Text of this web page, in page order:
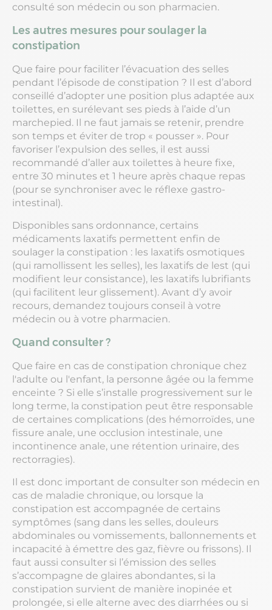
consulté son médecin ou son pharmacien.
Les autres mesures pour soulager la
constipation
Que faire pour faciliter l’évacuation des selles
pendant l’épisode de constipation ? Il est d’abord
conseillé d’adopter une position plus adaptée aux
toilettes, en surélevant ses pieds à l’aide d’un
marchepied. Il ne faut jamais se retenir, prendre
son temps et éviter de trop « pousser ». Pour
favoriser l’expulsion des selles, il est aussi
recommandé d’aller aux toilettes à heure fixe,
entre 30 minutes et 1 heure après chaque repas
(pour se synchroniser avec le réflexe gastro-
intestinal).
Disponibles sans ordonnance, certains
médicaments laxatifs permettent enfin de
soulager la constipation : les laxatifs osmotiques
(qui ramollissent les selles), les laxatifs de lest (qui
modifient leur consistance), les laxatifs lubrifiants
(qui facilitent leur glissement). Avant d’y avoir
recours, demandez toujours conseil à votre
médecin ou à votre pharmacien.
Quand consulter ?
Que faire en cas de constipation chronique chez
l'adulte ou l'enfant, la personne âgée ou la femme
enceinte ? Si elle s’installe progressivement sur le
long terme, la constipation peut être responsable
de certaines complications (des hémorroïdes, une
fissure anale, une occlusion intestinale, une
incontinence anale, une rétention urinaire, des
rectorragies).
Il est donc important de consulter son médecin en
cas de maladie chronique, ou lorsque la
constipation est accompagnée de certains
symptômes (sang dans les selles, douleurs
abdominales ou vomissements, ballonnements et
incapacité à émettre des gaz, fièvre ou frissons). Il
faut aussi consulter si l’émission des selles
s’accompagne de glaires abondantes, si la
constipation survient de manière inopinée et
prolongée, si elle alterne avec des diarrhées ou si